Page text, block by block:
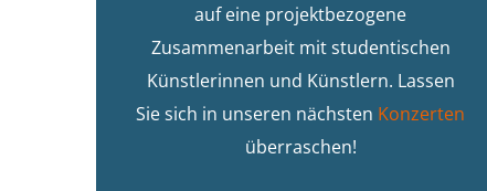
auf eine projektbezogene
Zusammenarbeit mit studentischen
Künstlerinnen und Künstlern. Lassen
Sie sich in unseren nächsten Konzerten
überraschen!